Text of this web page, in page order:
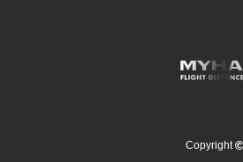
Copyright